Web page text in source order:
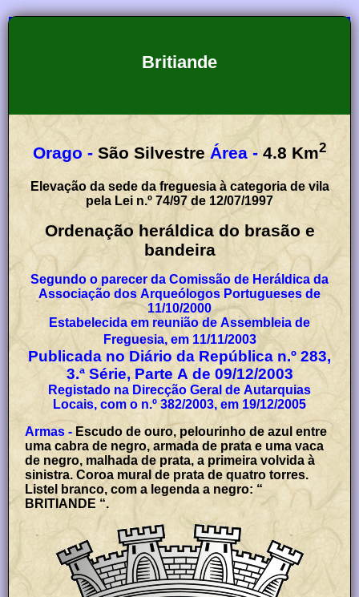
Britiande
Orago - São Silvestre Área - 4.8 Km2
Elevação da sede da freguesia à categoria de vila
pela Lei n.º 74/97 de 12/07/1997
Ordenação heráldica do brasão e
bandeira
Segundo o parecer da Comissão de Heráldica da
Associação dos Arqueólogos Portugueses de
11/10/2000
Estabelecida em reunião de Assembleia de
Freguesia, em 11/11/2003
Publicada no Diário da República n.º 283,
3.ª Série, Parte A de 09/12/2003
Registado na Direcção Geral de Autarquias
Locais, com o n.º 382/2003, em 19/12/2005
Armas - Escudo de ouro, pelourinho de azul entre
uma cabra de negro, armada de prata e uma vaca
de negro, malhada de prata, a primeira volvida à
sinistra. Coroa mural de prata de quatro torres.
Listel branco, com a legenda a negro: “
BRITIANDE “.